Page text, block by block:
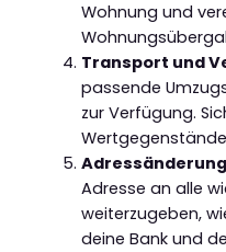
Wohnung und
Transport und
passende
zur Verfügung.
Adresse an alle
weiterzugeben,
deine Bank und